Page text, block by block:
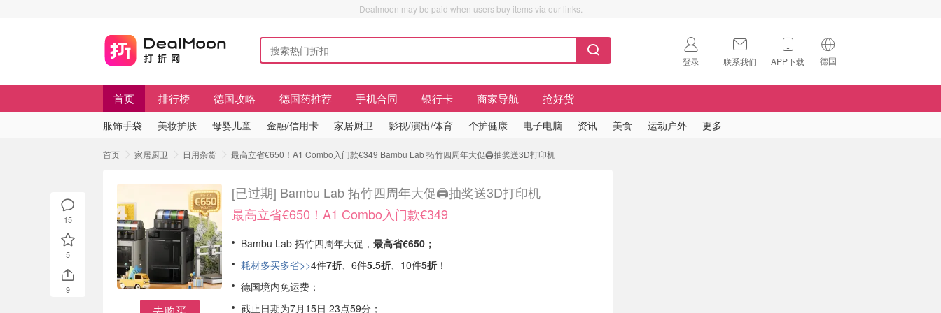
Dealmoon may be paid when users buy items via our links.
登录 联系我们 APP下载 德国
🇺🇸
首页 排行榜 德国攻略 德国药推荐 手机合同 银行卡 商家导航 抢好货
服饰手袋 美妆护肤 母婴儿童 金融/信用卡 家居厨卫 影视/演出/体育 个护健康 电子电脑 资讯 美食 运动户外 更多
首页 家居厨卫 日用杂货 最高立省€650！A1 Combo入门款€349 Bambu Lab 拓竹四周年大促🖨️抽奖送3D打印机
[已过期] Bambu Lab 拓竹四周年大促🖨️抽奖送3D打印机
最高立省€650！A1 Combo入门款€349
Bambu Lab 拓竹四周年大促， 最高省€650；
耗材多买多省>>4件7折、6件5.5折、10件5折 ！
德国境内免运费；
截止日期为7月15日 23点59分；
15
5
9